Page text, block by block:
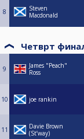
8
Steven
Macdonald
Четврт
9
James "Peach"
Ross
10 joe rankin
11
Davie Brown
(St’way)